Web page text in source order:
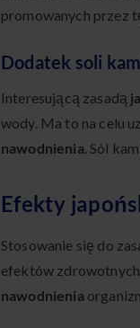
promowanych przez
Dodatek soli
Interesującą zasadą
wody. Ma to na celu
nawodnienia. Sól
Efekty
Stosowanie się do
efektów
nawodnienia